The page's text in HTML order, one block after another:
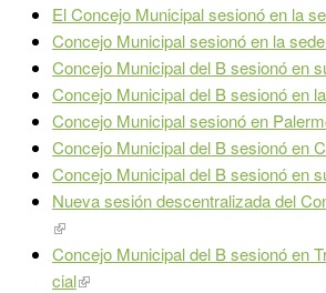
El Concejo Municipal sesionó en la
Concejo Municipal sesionó en la
Concejo Municipal del B sesionó en
Concejo Municipal del B sesionó en
Concejo Municipal sesionó en
Concejo Municipal del B sesionó en
Concejo Municipal del B sesionó en
Nueva sesión descentralizada del
Concejo Municipal del B sesionó en
cial